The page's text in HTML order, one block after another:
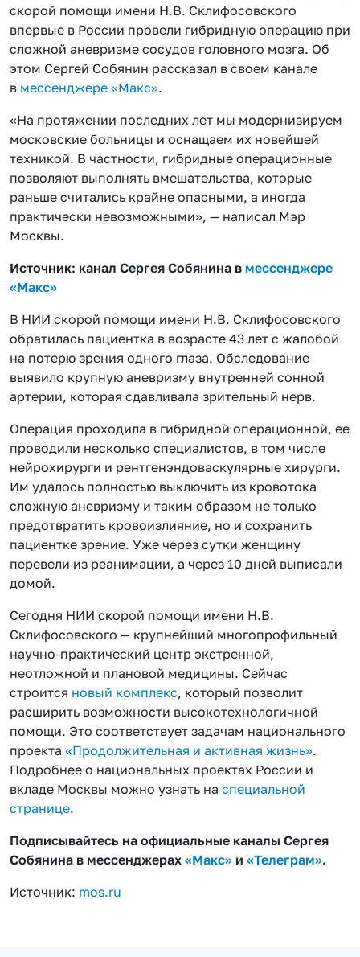
скорой помощи имени Н.В. Склифосовского
впервые в России провели гибридную операцию при
сложной аневризме сосудов головного мозга. Об
этом Сергей Собянин рассказал в своем канале
в мессенджере «Макс».
«На протяжении последних лет мы модернизируем
московские больницы и оснащаем их новейшей
техникой. В частности, гибридные операционные
позволяют выполнять вмешательства, которые
раньше считались крайне опасными, а иногда
практически невозможными», — написал Мэр
Москвы.
Источник: канал Сергея Собянина в мессенджере
«Макс»
В НИИ скорой помощи имени Н.В. Склифосовского
обратилась пациентка в возрасте 43 лет с жалобой
на потерю зрения одного глаза. Обследование
выявило крупную аневризму внутренней сонной
артерии, которая сдавливала зрительный нерв.
Операция проходила в гибридной операционной, ее
проводили несколько специалистов, в том числе
нейрохирурги и рентгенэндоваскулярные хирурги.
Им удалось полностью выключить из кровотока
сложную аневризму и таким образом не только
предотвратить кровоизлияние, но и сохранить
пациентке зрение. Уже через сутки женщину
перевели из реанимации, а через 10 дней выписали
домой.
Сегодня НИИ скорой помощи имени Н.В.
Склифосовского — крупнейший многопрофильный
научно-практический центр экстренной,
неотложной и плановой медицины. Сейчас
строится новый комплекс, который позволит
расширить возможности высокотехнологичной
помощи. Это соответствует задачам национального
проекта «Продолжительная и активная жизнь».
Подробнее о национальных проектах России и
вкладе Москвы можно узнать на специальной
странице.
Подписывайтесь на официальные каналы Сергея
Собянина в мессенджерах «Макс» и «Телеграм».
Источник: mos.ru